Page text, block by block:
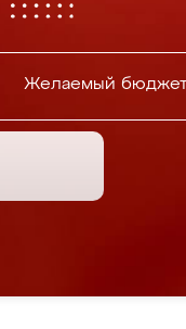
Желаемый